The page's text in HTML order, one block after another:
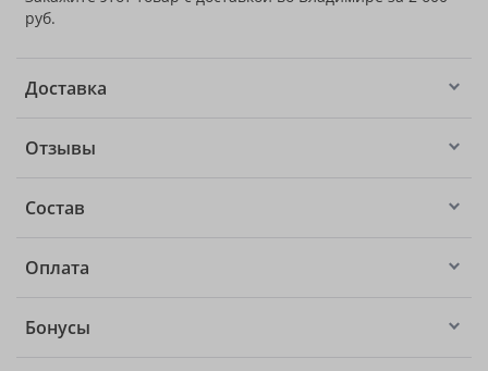
руб.
Доставка
Отзывы
Состав
Оплата
Бонусы